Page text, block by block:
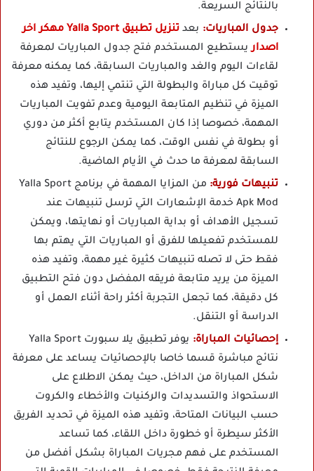
بالنتائج السريعة.
جدول المباريات: بعد
تنزيل تطبيق Yalla Sport مهكر اخر
اصداريستطيع المستخدم فتح جدول المباريات لمعرفة
لقاءات اليوم والغد والمباريات السابقة، كما يمكنه معرفة
توقيت كل مباراة والبطولة التي تنتمي إليها، وتفيد هذه
الميزة في تنظيم المتابعة اليومية وعدم تفويت المباريات
المهمة، خصوصا إذا كان المستخدم يتابع أكثر من دوري
أو بطولة في نفس الوقت، كما يمكن الرجوع للنتائج
السابقة لمعرفة ما حدث في الأيام الماضية.
تنبيهات فورية:
من المزايا المهمة في برنامج Yalla Sport
Apk Mod خدمة الإشعارات التي ترسل تنبيهات عند
تسجيل الأهداف أو بداية المباريات أو نهايتها، ويمكن
للمستخدم تفعيلها للفرق أو المباريات التي يهتم بها
فقط حتى لا تصله تنبيهات كثيرة غير مهمة، وتفيد هذه
الميزة من يريد متابعة فريقه المفضل دون فتح التطبيق
كل دقيقة، كما تجعل التجربة أكثر راحة أثناء العمل أو
الدراسة أو التنقل.
إحصائيات المباراة:
يوفر تطبيق يلا سبورت Yalla Sport
نتائج مباشرة قسما خاصا بالإحصائيات يساعد على معرفة
شكل المباراة من الداخل، حيث يمكن الاطلاع على
الاستحواذ والتسديدات والركنيات والأخطاء والكروت
حسب البيانات المتاحة، وتفيد هذه الميزة في تحديد الفريق
الأكثر سيطرة أو خطورة داخل اللقاء، كما تساعد
المستخدم على فهم مجريات المباراة بشكل أفضل من